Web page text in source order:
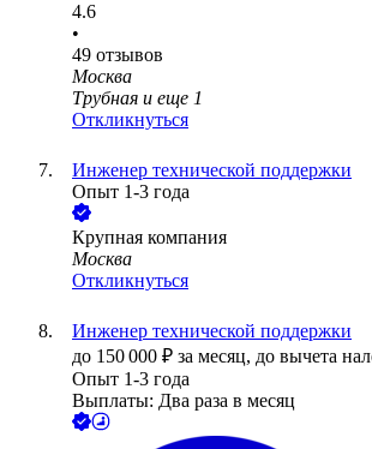
4.6
•
49 отзывов
Москва
Трубная и еще 1
Откликнуться
Инженер технической поддержки
Опыт 1-3 года
Крупная компания
Москва
Откликнуться
Инженер технической поддержки
до 150 000 ₽ за месяц, до вычета
Опыт 1-3 года
Выплаты: Два раза в месяц